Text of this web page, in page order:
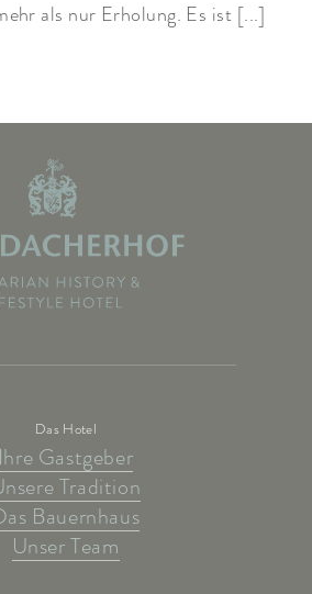
als nur Erholung. Es ist [...]
Das Hotel
Ihre Gastgeber
Tradition
Bauernhaus
Unser Team